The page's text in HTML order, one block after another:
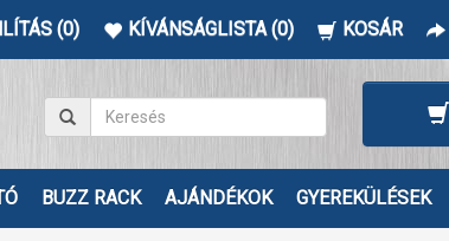
(0) KÍVÁNSÁGLISTA (0) KOSÁR
BUZZ RACK AJÁNDÉKOK GYEREKÜLÉSEK